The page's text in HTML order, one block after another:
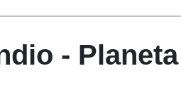
- Planeta